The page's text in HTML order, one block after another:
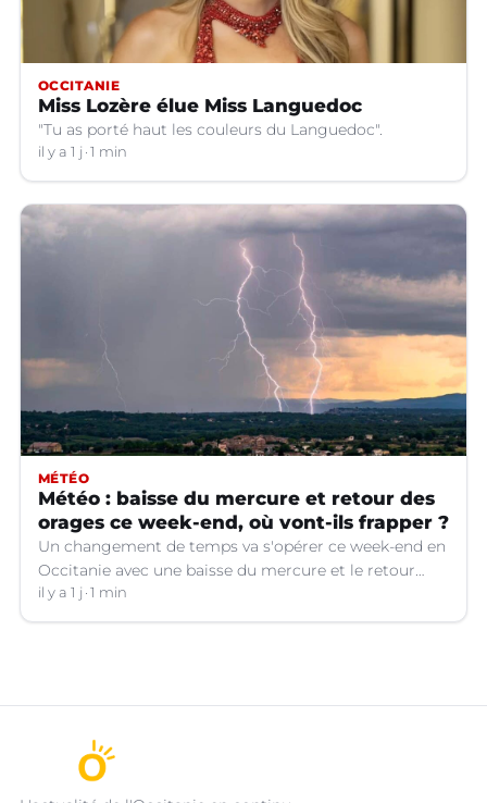
OCCITANIE
Miss Lozère élue Miss Languedoc
"Tu as porté haut les couleurs du Languedoc".
il y a 1 j 1 min
MÉTÉO
Météo : baisse du mercure et retour des
orages ce week-end, où vont-ils frapper ?
Un changement de temps va s'opérer ce week-end en
Occitanie avec une baisse du mercure et le retour
d'orages dans certains départements.
il y a 1 j 1 min